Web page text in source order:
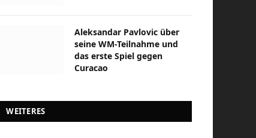
Aleksandar Pavlovic über
seine WM-Teilnahme und
das erste Spiel gegen
Curacao
WEITERES